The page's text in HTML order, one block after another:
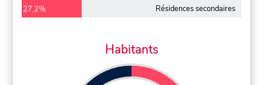
27,2% Résidences secondaires
Habitants